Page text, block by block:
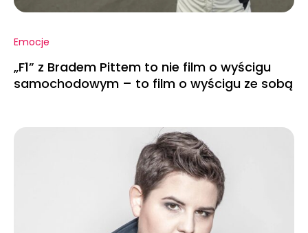
Emocje
„F1” z Bradem Pittem to nie film o wyścigu
samochodowym – to film o wyścigu ze sobą